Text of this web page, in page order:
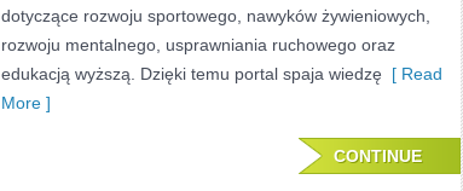
dotyczące rozwoju sportowego, nawyków żywieniowych,
rozwoju mentalnego, usprawniania ruchowego oraz
edukacją wyższą. Dzięki temu portal spaja wiedzę [ Read
More ]
CONTINUE